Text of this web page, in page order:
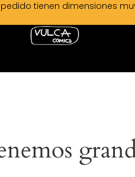
tienen dimensiones